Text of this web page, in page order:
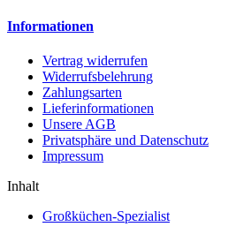
Informationen
Vertrag widerrufen
Widerrufsbelehrung
Zahlungsarten
Lieferinformationen
Unsere AGB
Privatsphäre und Datenschutz
Impressum
Inhalt
Großküchen-Spezialist